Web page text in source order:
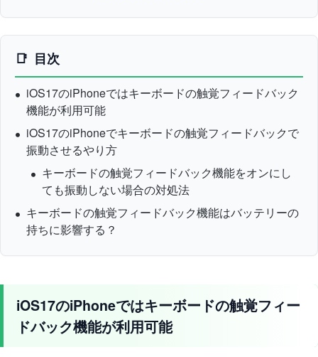
目次
iOS17のiPhoneではキーボードの触覚フィードバック
機能が利用可能
iOS17のiPhoneでキーボードの触覚フィードバックで
振動させるやり方
キーボードの触覚フィードバック機能をオンにし
ても振動しない場合の対処法
キーボードの触覚フィードバック機能はバッテリーの
持ちに影響する？
iOS17のiPhoneではキーボードの触覚フィー
ドバック機能が利用可能